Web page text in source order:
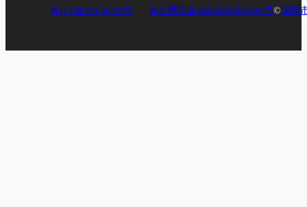
粤ICP备19156039号 粤公网安备44030602004602号©深圳